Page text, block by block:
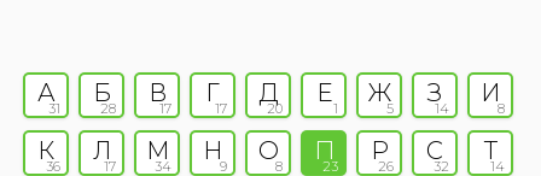
А
31
Б
28
В
17
Г
17
Д
20
Е
1
Ж
5
З
14
И
8
К
36
Л
17
М
34
Н
9
О
8
П
23
Р
26
С
32
Т
14